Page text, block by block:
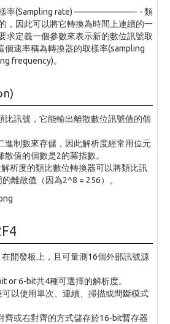
樣率(Sampling rate) ———————- - 類
，因此可以將它轉換為時間上連續的一
求定義一個參數來表示新的數位訊號取
個速率稱為轉換器的取樣率(sampling
frequency)。
比訊號，它能輸出離散數位訊號值的個
進制數來存儲，因此解析度經常用位元
值的個數是2的冪指數。
析度的類比數位轉換器可以將類比訊
離散值（因為2^8 = 256）。
開發板上，且可量測16個外部訊號源
or 6-bit共4種可選擇的解析度。
以使用單次、連續、掃描或間斷模式
齊或右對齊的方式儲存於16-bit暫存器